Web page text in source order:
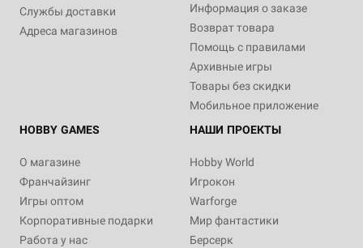
Службы доставки
Адреса магазинов
Информация о заказе
Возврат товара
Помощь с правилами
Архивные игры
Товары без скидки
Мобильное приложение
HOBBY GAMES
О магазине
Франчайзинг
Игры оптом
Корпоративные подарки
Работа у нас
НАШИ ПРОЕКТЫ
Hobby World
Игрокон
Warforge
Мир фантастики
Берсерк